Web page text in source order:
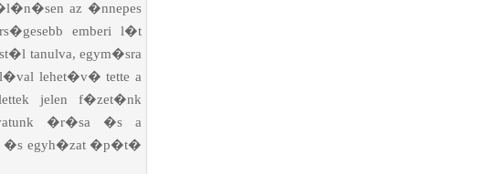
az �nnepes
emberi l�t
tanulva, egym�sra
lehet�v� tette a
jelen f�zet�nk
�r�sa �s a
�s egyh�zat �p�t�